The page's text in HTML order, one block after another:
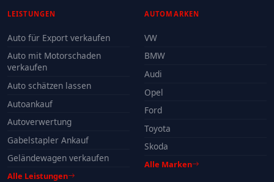
LEISTUNGEN
Auto für Export verkaufen
Auto mit Motorschaden
verkaufen
Auto schätzen lassen
Autoankauf
Autoverwertung
Gabelstapler Ankauf
Geländewagen verkaufen
Alle Leistungen
AUTOMARKEN
VW
BMW
Audi
Opel
Ford
Toyota
Skoda
Alle Marken